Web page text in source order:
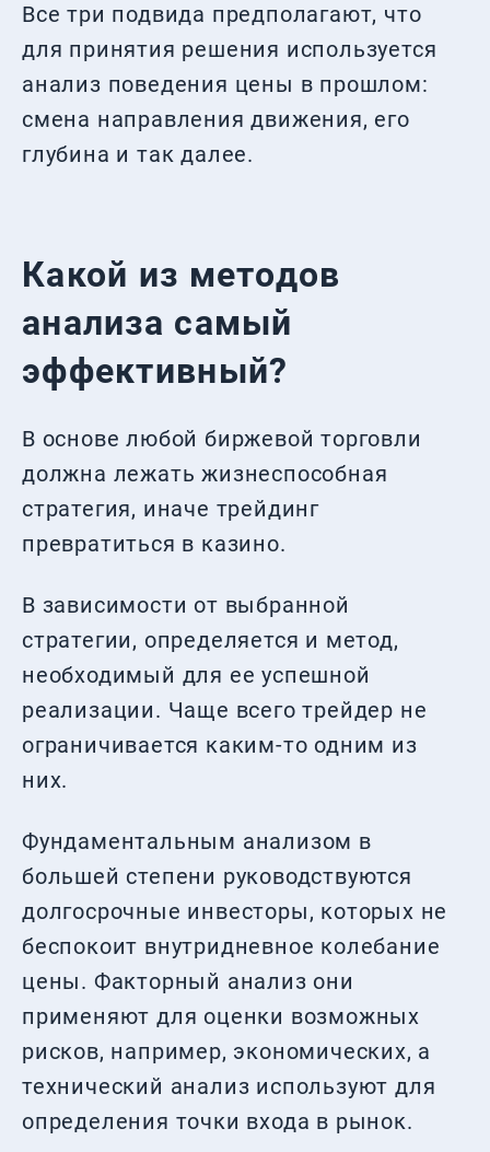
Все три подвида предполагают, что
для принятия решения используется
анализ поведения цены в прошлом:
смена направления движения, его
глубина и так далее.
Какой из методов
анализа самый
эффективный?
В основе любой биржевой торговли
должна лежать жизнеспособная
стратегия, иначе трейдинг
превратиться в казино.
В зависимости от выбранной
стратегии, определяется и метод,
необходимый для ее успешной
реализации. Чаще всего трейдер не
ограничивается каким-то одним из
них.
Фундаментальным анализом в
большей степени руководствуются
долгосрочные инвесторы, которых не
беспокоит внутридневное колебание
цены. Факторный анализ они
применяют для оценки возможных
рисков, например, экономических, а
технический анализ используют для
определения точки входа в рынок.